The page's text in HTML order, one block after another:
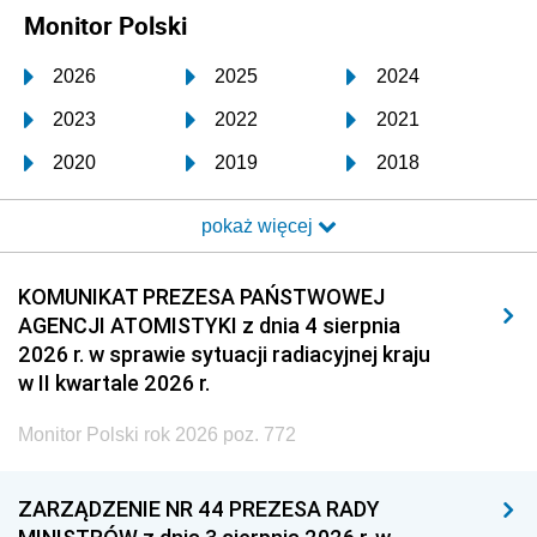
Monitor Polski
2026 2025 2024
2023 2022 2021
2020 2019 2018
2017 2016 2015
2014 2013 2012
2011 2010 2009
2008 2007 2006
2005
1996 1995 1994
pokaż więcej
KOMUNIKAT PREZESA PAŃSTWOWEJ
AGENCJI ATOMISTYKI z dnia 4 sierpnia
2026 r. w sprawie sytuacji radiacyjnej kraju
w II kwartale 2026 r.
Monitor Polski rok 2026 poz. 772
ZARZĄDZENIE NR 44 PREZESA RADY